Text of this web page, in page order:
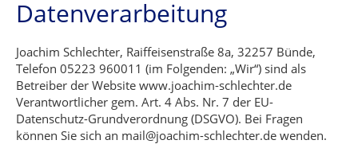
Datenverarbeitung
Joachim Schlechter, Raiffeisenstraße 8a, 32257 Bünde,
Telefon 05223 960011 (im Folgenden: „Wir“) sind als
Betreiber der Website www.joachim-schlechter.de
Verantwortlicher gem. Art. 4 Abs. Nr. 7 der EU-
Datenschutz-Grundverordnung (DSGVO). Bei Fragen
können Sie sich an mail@joachim-schlechter.de wenden.